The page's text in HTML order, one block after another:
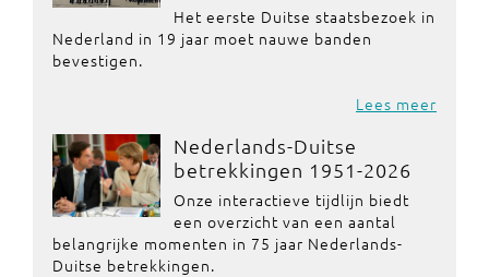
Het eerste Duitse staatsbezoek in
Nederland in 19 jaar moet nauwe banden
bevestigen.
Lees meer
Nederlands-Duitse
betrekkingen 1951-2026
Onze interactieve tijdlijn biedt
een overzicht van een aantal
belangrijke momenten in 75 jaar Nederlands-
Duitse betrekkingen.